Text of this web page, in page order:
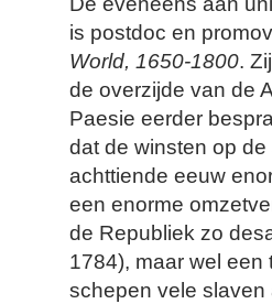
is postdoc en
World, 1650-1800.
de overzijde van de
Paesie eerder
dat de winsten op
achttiende eeuw
een enorme
de Republiek zo
1784), maar wel
schepen vele slaven